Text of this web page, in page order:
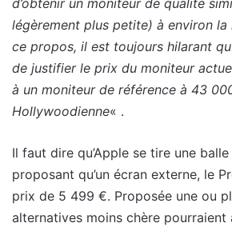
d’obtenir un moniteur de qualité
légèrement plus petite) à environ
ce propos, il est toujours hilarant
de justifier le prix du moniteur
à un moniteur de référence à 43
Hollywoodienne« .
Il faut dire qu’Apple se tire une
proposant qu’un écran externe, le
prix de 5 499 €. Proposée une ou
alternatives moins chère pourraient